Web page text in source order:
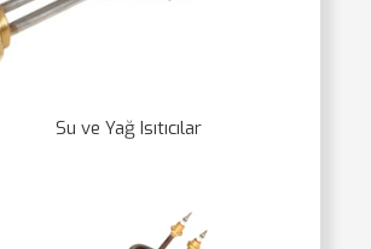
Su ve Yağ Isıtıcılar